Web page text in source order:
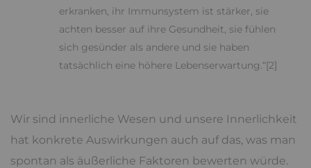
erkranken, ihr Immunsystem ist stärker, sie
achten besser auf ihre Gesundheit, sie fühlen
sich gesünder als andere und sie haben
tatsächlich eine höhere Lebenserwartung.“[2]
Wir sind innerliche Wesen und unsere Innerlichkeit
hat konkrete Auswirkungen auch auf das, was man
spontan als äußerliche Faktoren bewerten würde.